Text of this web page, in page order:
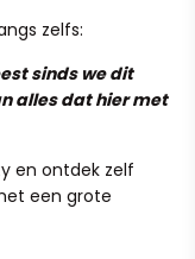
functionality for
haven!
resting
long life.
zelfs:
sinds we dit
alles dat hier met
en ontdek zelf
een grote